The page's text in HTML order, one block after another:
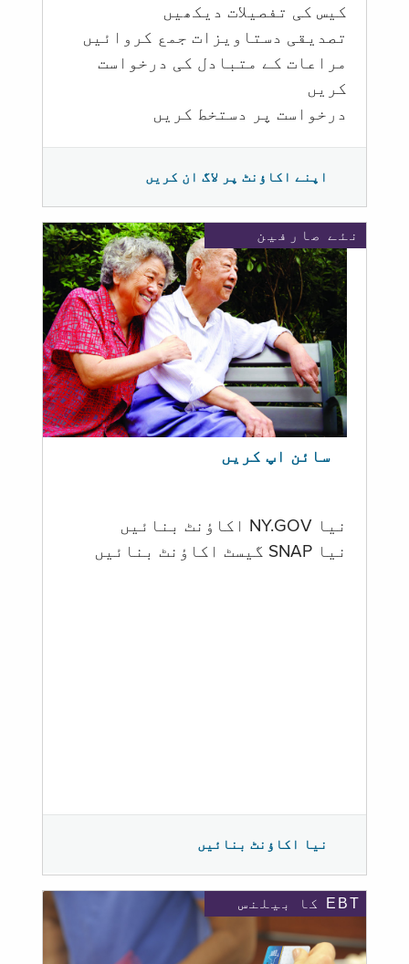
کیس کی تفصیلات دیکھیں
تصدیقی دستاویزات جمع کروائیں
مراعات کے متبادل کی درخواست
کریں
درخواست پر دستخط کریں
اپنے اکاؤنٹ پر لاگ ان کریں
نئے صارفین
سائن اپ کریں
نیا NY.GOV اکاؤنٹ بنائیں
نیا SNAP گیسٹ اکاؤنٹ بنائیں
نیا اکاؤنٹ بنائیں
EBT کا بیلنس